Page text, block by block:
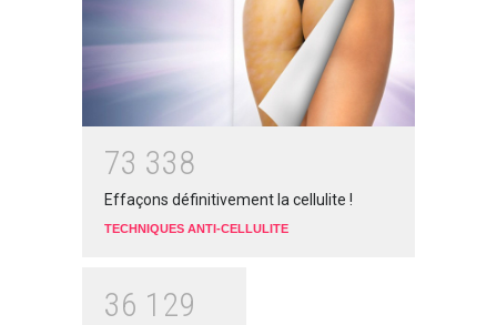
73 338
Effaçons définitivement la cellulite !
TECHNIQUES ANTI-CELLULITE
36 1 29